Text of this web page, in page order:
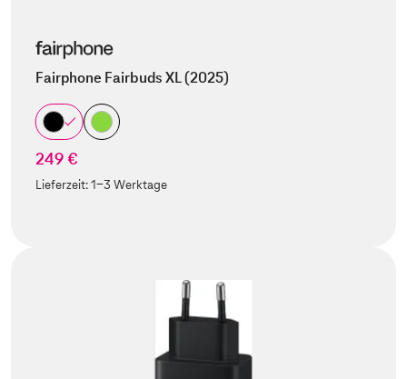
Fairphone Fairbuds XL (2025)
249 €
Lieferzeit:1-3 Werktage